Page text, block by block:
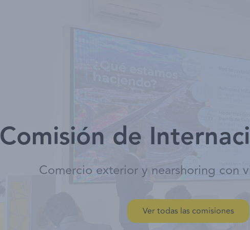
Comisión de
Comercio exterior y nearshoring con
Ver todas las comisiones